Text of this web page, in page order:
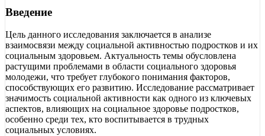
Введение
Цель данного исследования заключается в анализе
взаимосвязи между социальной активностью подростков и их
социальным здоровьем. Актуальность темы обусловлена
растущими проблемами в области социального здоровья
молодежи, что требует глубокого понимания факторов,
способствующих его развитию. Исследование рассматривает
значимость социальной активности как одного из ключевых
аспектов, влияющих на социальное здоровье подростков,
особенно среди тех, кто воспитывается в трудных
социальных условиях.